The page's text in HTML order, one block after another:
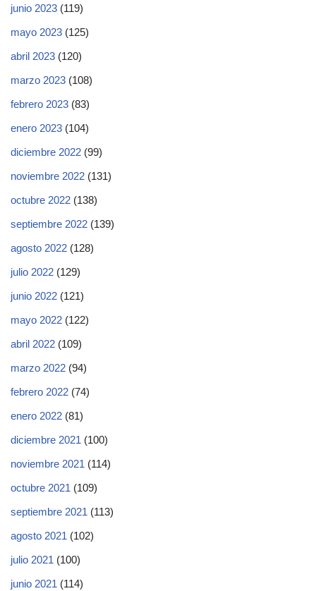
junio 2023 (119)
mayo 2023 (125)
abril 2023 (120)
marzo 2023 (108)
febrero 2023 (83)
enero 2023 (104)
diciembre 2022 (99)
noviembre 2022 (131)
octubre 2022 (138)
septiembre 2022 (139)
agosto 2022 (128)
julio 2022 (129)
junio 2022 (121)
mayo 2022 (122)
abril 2022 (109)
marzo 2022 (94)
febrero 2022 (74)
enero 2022 (81)
diciembre 2021 (100)
noviembre 2021 (114)
octubre 2021 (109)
septiembre 2021 (113)
agosto 2021 (102)
julio 2021 (100)
junio 2021 (114)